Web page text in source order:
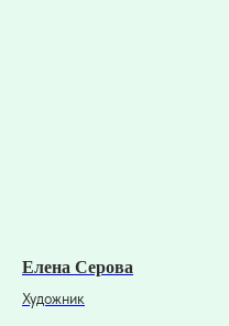
Елена Серова
Художник